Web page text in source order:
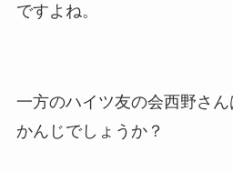
ですよね。
一方のハイツ友の会西野さ
かんじでしょうか？